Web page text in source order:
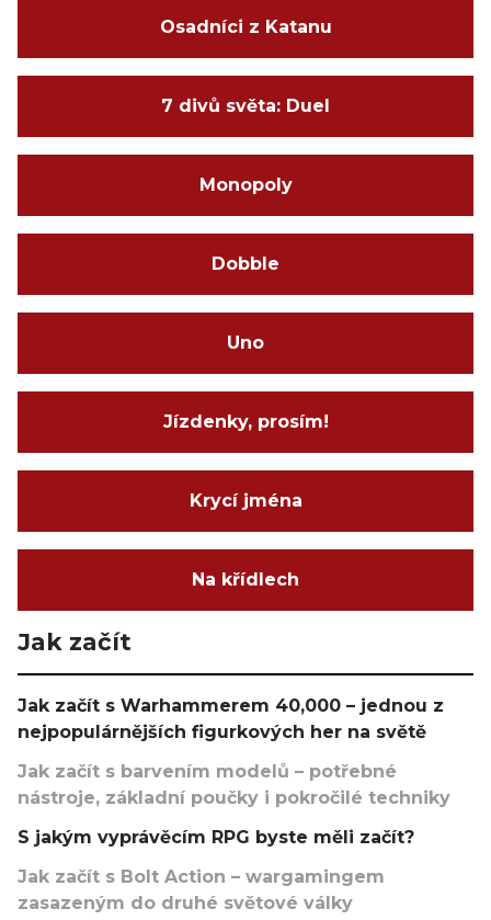
Osadníci z Katanu
7 divů světa: Duel
Monopoly
Dobble
Uno
Jízdenky, prosím!
Krycí jména
Na křídlech
Jak začít
Jak začít s Warhammerem 40,000 – jednou z
nejpopulárnějších figurkových her na světě
Jak začít s barvením modelů – potřebné
nástroje, základní poučky i pokročilé techniky
S jakým vyprávěcím RPG byste měli začít?
Jak začít s Bolt Action – wargamingem
zasazeným do druhé světové války